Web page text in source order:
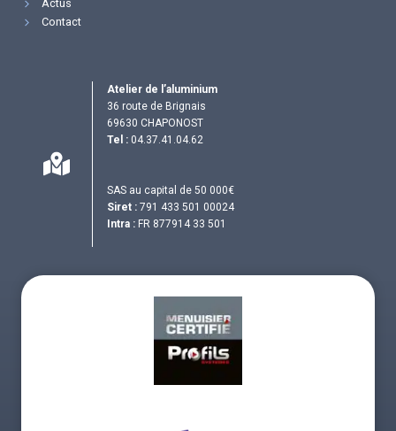
Actus
Contact
Atelier de l’aluminium
36 route de Brignais
69630 CHAPONOST
Tel : 04.37.41.04.62
SAS au capital de 50 000€
Siret : 791 433 501 00024
Intra : FR 877914 33 501